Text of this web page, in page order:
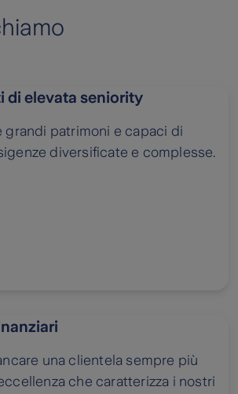
di elevata seniority
grandi patrimoni e capaci di
diversificate e complesse.
una clientela sempre più
che caratterizza i nostri